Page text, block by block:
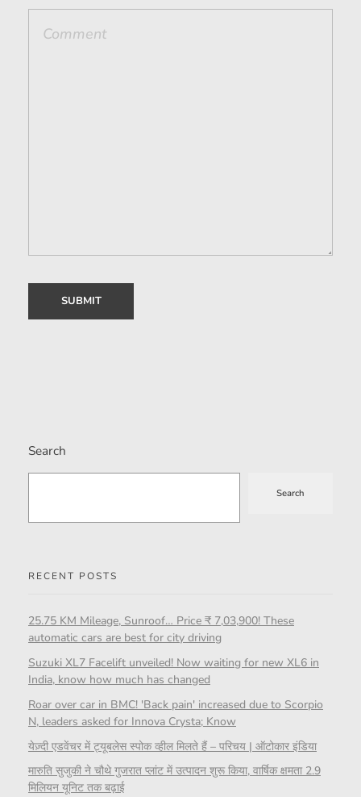
Search
Search
RECENT POSTS
25.75 KM Mileage, Sunroof… Price ₹ 7,03,900! These
automatic cars are best for city driving
Suzuki XL7 Facelift unveiled! Now waiting for new XL6 in
India, know how much has changed
Roar over car in BMC! 'Back pain' increased due to Scorpio
N, leaders asked for Innova Crysta; Know
येज़्दी एडवेंचर में ट्यूबलेस स्पोक व्हील मिलते हैं – परिचय | ऑटोकार इंडिया
मारुति सुजुकी ने चौथे गुजरात प्लांट में उत्पादन शुरू किया, वार्षिक क्षमता 2.9
मिलियन यूनिट तक बढ़ाई